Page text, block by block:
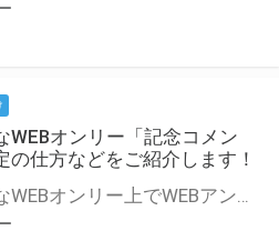
WEBオンリー「記念コメン
の仕方などをご紹介します！
とらのあなWEBオンリー上でWEBアンソロジーが作成できる「記念コメント」について、その使い方や作成手順を解説します！ 支援タイプを「サークル参加型」「サークル参加型・マルシェ(イベント会場)機能付き」でお申し込みいただいている主催者様はぜひご活用ください♪ とらのあなWEBオンリーサイトはこちら